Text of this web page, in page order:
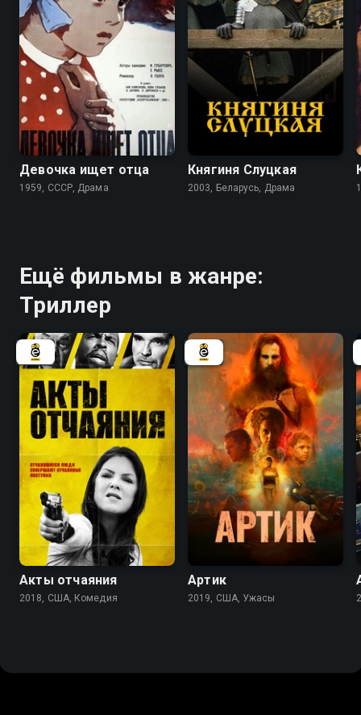
7.3
Девочка ищет отца
1959, СССР, Драма
5.3
Княгиня Слуцкая
2003, Беларусь, Драма
Ещё фильмы в жанре:
Триллер
5.6
Акты отчаяния
2018, США, Комедия
4.3
Артик
2019, США, Ужасы